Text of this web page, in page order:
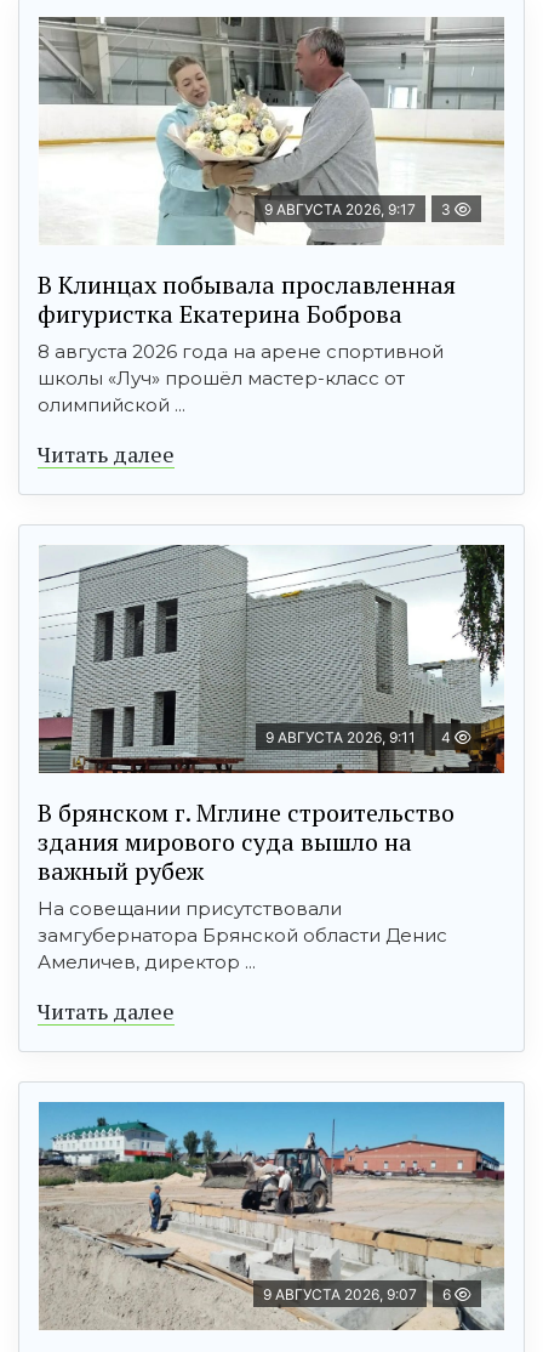
9 АВГУСТА 2026, 9:17 3
В Клинцах побывала прославленная
фигуристка Екатерина Боброва
8 августа 2026 года на арене спортивной
школы «Луч» прошёл мастер-класс от
олимпийской ...
Читать далее
9 АВГУСТА 2026, 9:11 4
В брянском г. Мглине строительство
здания мирового суда вышло на
важный рубеж
На совещании присутствовали
замгубернатора Брянской области Денис
Амеличев, директор ...
Читать далее
9 АВГУСТА 2026, 9:07 6